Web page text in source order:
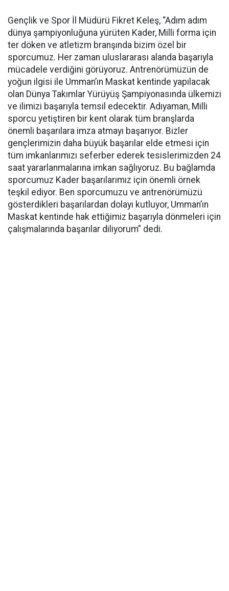
Gençlik ve Spor İl Müdürü Fikret Keleş, “Adım adım
dünya şampiyonluğuna yürüten Kader, Milli forma için
ter döken ve atletizm branşında bizim özel bir
sporcumuz. Her zaman uluslararası alanda başarıyla
mücadele verdiğini görüyoruz. Antrenörümüzün de
yoğun ilgisi ile Umman’ın Maskat kentinde yapılacak
olan Dünya Takımlar Yürüyüş Şampiyonasında ülkemizi
ve ilimizi başarıyla temsil edecektir. Adıyaman, Milli
sporcu yetiştiren bir kent olarak tüm branşlarda
önemli başarılara imza atmayı başarıyor. Bizler
gençlerimizin daha büyük başarılar elde etmesi için
tüm imkanlarımızı seferber ederek tesislerimizden 24
saat yararlanmalarına imkan sağlıyoruz. Bu bağlamda
sporcumuz Kader başarılarımız için önemli örnek
teşkil ediyor. Ben sporcumuzu ve antrenörümüzü
gösterdikleri başarılardan dolayı kutluyor, Umman’ın
Maskat kentinde hak ettiğimiz başarıyla dönmeleri için
çalışmalarında başarılar diliyorum” dedi.